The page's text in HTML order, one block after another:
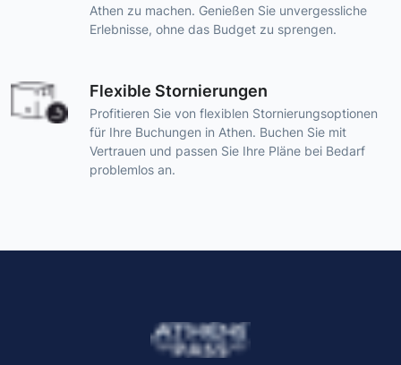
Athen zu machen. Genießen Sie unvergessliche
Erlebnisse, ohne das Budget zu sprengen.
Flexible Stornierungen
Profitieren Sie von flexiblen Stornierungsoptionen
für Ihre Buchungen in Athen. Buchen Sie mit
Vertrauen und passen Sie Ihre Pläne bei Bedarf
problemlos an.